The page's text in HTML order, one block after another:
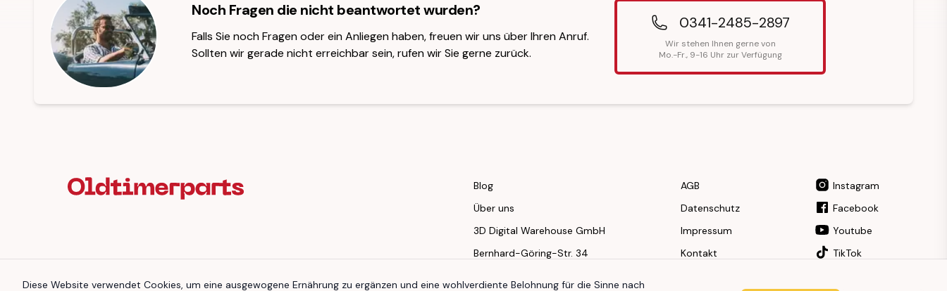
Noch Fragen die nicht beantwortet wurden?
Falls Sie noch Fragen oder ein Anliegen haben, freuen wir uns über Ihren Anruf.
Sollten wir gerade nicht erreichbar sein, rufen wir Sie gerne zurück.
0341-2485-2897
Wir stehen Ihnen gerne von
Mo.-Fr., 9-16 Uhr zur Verfügung
Blog
Über uns
3D Digital Warehouse GmbH
Bernhard-Göring-Str. 34
AGB
Datenschutz
Impressum
Kontakt
Instagram
Facebook
Youtube
TikTok
Diese Website verwendet Cookies, um eine ausgewogene Ernährung zu ergänzen und eine wohlverdiente Belohnung für die Sinne nach